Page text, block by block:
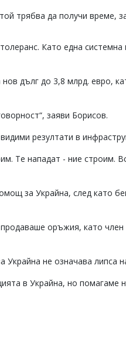
трябва да получи време,
Като една
дълг до 3,8 млрд. евро,
заяви Борисов.
резултати в
Те нападат - ние строим.
за Украйна, след като
оръжия, като
не означава липса
в Украйна, но помагаме